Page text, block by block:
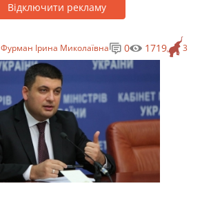
Відключити рекламу
Фурман Ірина Миколаївна 3
0 1719